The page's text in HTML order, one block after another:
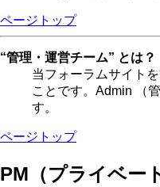
ページトップ
“管理・運営チーム” とは？
当フォーラムサイト
ことです。Admin （
す。
ページトップ
PM（プライベー